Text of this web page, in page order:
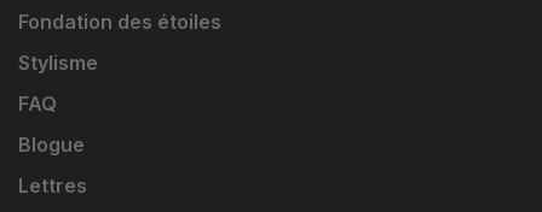
Fondation des étoiles
Stylisme
FAQ
Blogue
Lettres